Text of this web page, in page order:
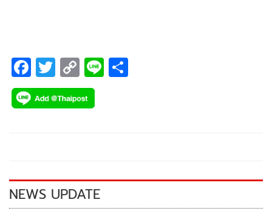
F
ac
e
k
T
wi
tt
C
o
p
k
Li
NEWS UPDATE